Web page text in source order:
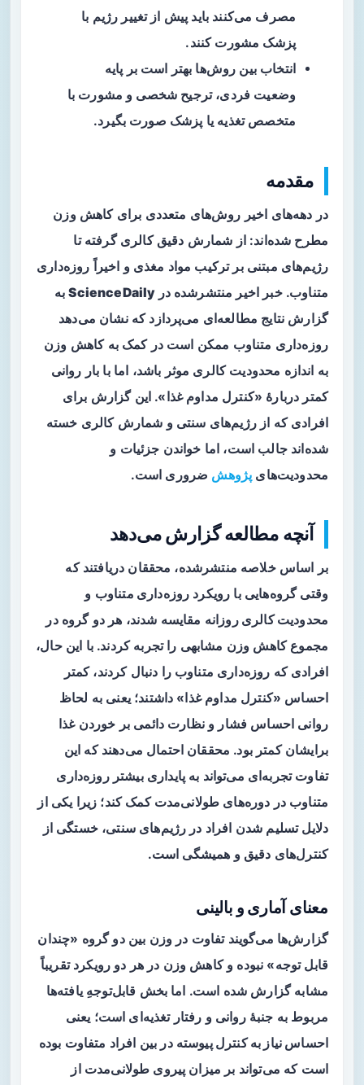
مصرف می‌کنند باید پیش از تغییر رژیم با
پزشک مشورت کنند.
انتخاب بین روش‌ها بهتر است بر پایه
وضعیت فردی، ترجیح شخصی و مشورت با
متخصص تغذیه یا پزشک صورت بگیرد.
مقدمه
در دهه‌های اخیر روش‌های متعددی برای کاهش وزن
مطرح شده‌اند: از شمارش دقیق کالری گرفته تا
رژیم‌های مبتنی بر ترکیب مواد مغذی و اخیراً روزه‌داری
متناوب. خبر اخیر منتشرشده درScienceDailyبه
گزارش نتایج مطالعه‌ای می‌پردازد که نشان می‌دهد
روزه‌داری متناوب ممکن است در کمک به کاهش وزن
به اندازه محدودیت کالری موثر باشد، اما با بار روانی
کمتر دربارهٔ «کنترل مداوم غذا». این گزارش برای
افرادی که از رژیم‌های سنتی و شمارش کالری خسته
شده‌اند جالب است، اما خواندن جزئیات و
محدودیت‌های پژوهش ضروری است.
آنچه مطالعه گزارش می‌دهد
بر اساس خلاصه منتشرشده، محققان دریافتند که
وقتی گروه‌هایی با رویکرد روزه‌داری متناوب و
محدودیت کالری روزانه مقایسه شدند، هر دو گروه در
مجموع کاهش وزن مشابهی را تجربه کردند. با این حال،
افرادی که روزه‌داری متناوب را دنبال کردند، کمتر
احساس «کنترل مداوم غذا» داشتند؛ یعنی به لحاظ
روانی احساس فشار و نظارت دائمی بر خوردن غذا
برایشان کمتر بود. محققان احتمال می‌دهند که این
تفاوت تجربه‌ای می‌تواند به پایداری بیشتر روزه‌داری
متناوب در دوره‌های طولانی‌مدت کمک کند؛ زیرا یکی از
دلایل تسلیم شدن افراد در رژیم‌های سنتی، خستگی از
کنترل‌های دقیق و همیشگی است.
معنای آماری و بالینی
گزارش‌ها می‌گویند تفاوت در وزن بین دو گروه «چندان
قابل توجه» نبوده و کاهش وزن در هر دو رویکرد تقریباً
مشابه گزارش شده است. اما بخش قابل‌توجهِ یافته‌ها
مربوط به جنبهٔ روانی و رفتار تغذیه‌ای است؛ یعنی
احساس نیاز به کنترل پیوسته در بین افراد متفاوت بوده
است که می‌تواند بر میزان پیروی طولانی‌مدت از